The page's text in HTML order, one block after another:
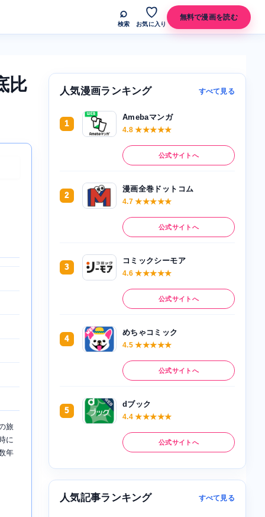
⌕
検索
♡
お気に入り
無料で漫画を読む
比
旅
に
年
人気漫画ランキング すべて見る
1
Amebaマンガ
4.8 ★★★★★
公式サイトへ
2
漫画全巻ドットコム
4.7 ★★★★★
公式サイトへ
3
コミックシーモア
4.6 ★★★★★
公式サイトへ
4
めちゃコミック
4.5 ★★★★★
公式サイトへ
5
dブック
4.4 ★★★★★
公式サイトへ
人気記事ランキング すべて見る